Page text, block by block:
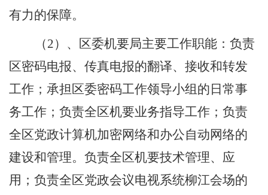
有力的保障。
（2）、区委机要局主要工作职能：负责
区密码电报、传真电报的翻译、接收和转发
工作；承担区委密码工作领导小组的日常事
务工作；负责全区机要业务指导工作；负责
全区党政计算机加密网络和办公自动网络的
建设和管理。负责全区机要技术管理、应
用；负责全区党政会议电视系统柳江会场的